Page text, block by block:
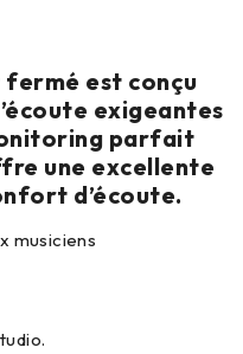
fermé est conçu
exigeantes
parfait
une excellente
d’écoute.
musiciens